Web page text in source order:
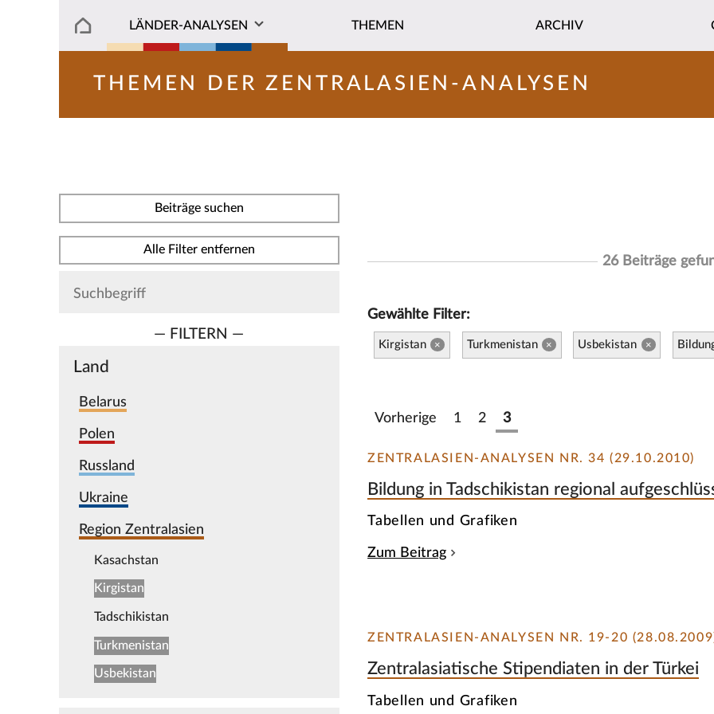
LÄNDER-ANALYSEN THEMEN ARCHIV
THEMEN DER ZENTRALASIEN-ANALYSEN
Beiträge suchen
Alle Filter entfernen
— FILTERN —
Land
Belarus
Polen
Russland
Ukraine
Region Zentralasien
Kasachstan
Kirgistan
Tadschikistan
Turkmenistan
Usbekistan
26 Beiträge
Gewählte Filter:
Kirgistan × Turkmenistan × Usbekistan ×
Vorherige 1 2 3
ZENTRALASIEN-ANALYSEN NR. 34 (29.10.2010)
Bildung in Tadschikistan regional
Tabellen und Grafiken
Zum Beitrag
ZENTRALASIEN-ANALYSEN NR. 19-20
Zentralasiatische Stipendiaten in der Türkei
Tabellen und Grafiken